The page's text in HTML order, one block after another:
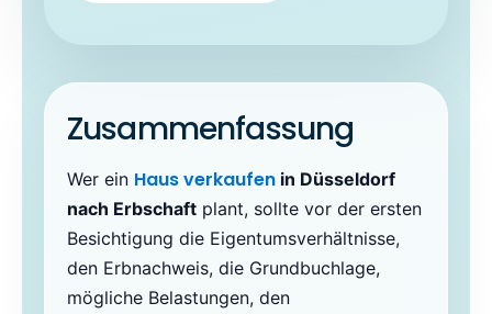
Zusammenfassung
Wer ein Haus verkaufen in Düsseldorf
nach Erbschaft plant, sollte vor der ersten
Besichtigung die Eigentumsverhältnisse,
den Erbnachweis, die Grundbuchlage,
mögliche Belastungen, den